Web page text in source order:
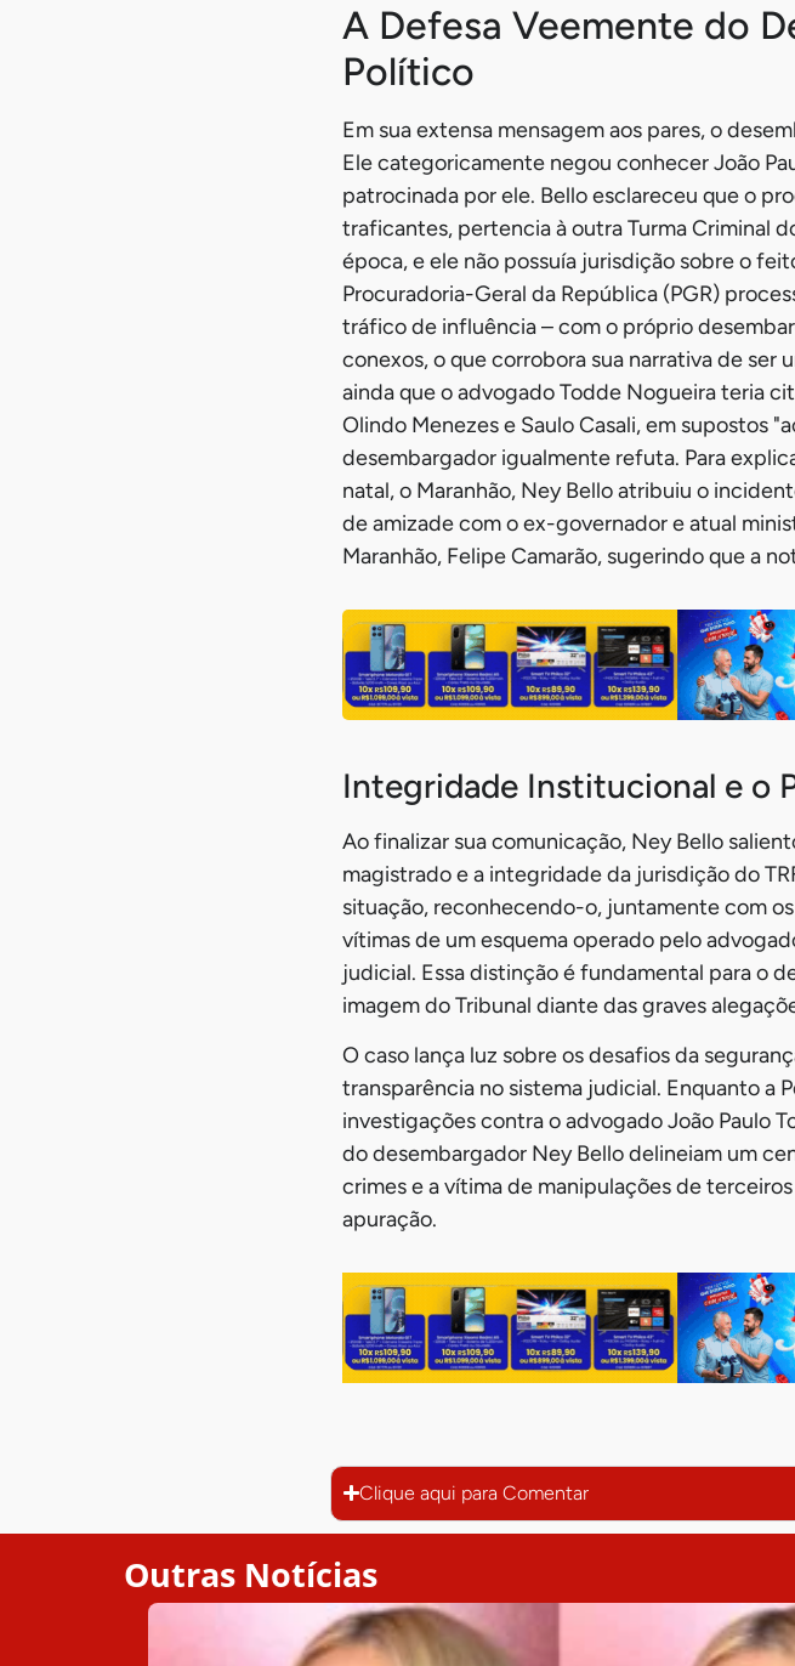
A Defesa Veemente do
Político
Em sua extensa mensagem aos pares, o
Ele categoricamente negou conhecer João
patrocinada por ele. Bello esclareceu que o
traficantes, pertencia à outra Turma Criminal
época, e ele não possuía jurisdição sobre o
Procuradoria-Geral da República (PGR)
tráfico de influência – com o próprio
conexos, o que corrobora sua narrativa de ser
ainda que o advogado Todde Nogueira teria
Olindo Menezes e Saulo Casali, em supostos
desembargador igualmente refuta. Para
natal, o Maranhão, Ney Bello atribuiu o
de amizade com o ex-governador e atual
Maranhão, Felipe Camarão, sugerindo que a
Integridade Institucional e o
Ao finalizar sua comunicação, Ney Bello
magistrado e a integridade da jurisdição do
situação, reconhecendo-o, juntamente com
vítimas de um esquema operado pelo
judicial. Essa distinção é fundamental para o
imagem do Tribunal diante das graves
O caso lança luz sobre os desafios da
transparência no sistema judicial. Enquanto a
investigações contra o advogado João Paulo
do desembargador Ney Bello delineiam um
crimes e a vítima de manipulações de
apuração.
Clique aqui para Comentar
Outras Notícias